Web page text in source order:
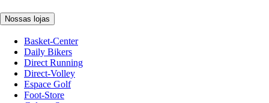
Nossas lojas
Basket-Center
Daily Bikers
Direct Running
Direct-Volley
Espace Golf
Foot-Store